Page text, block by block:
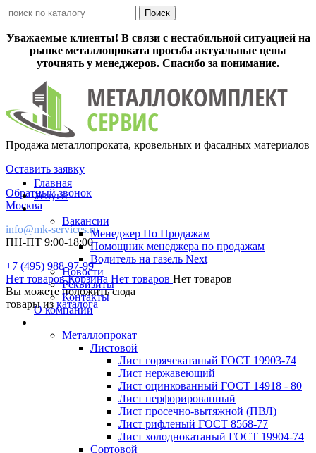
Уважаемые клиенты! В связи с нестабильной ситуацией на
рынке металлопроката просьба актуальные цены
уточнять у менеджеров. Спасибо за понимание.
Продажа металлопроката, кровельных и фасадных материалов
Оставить заявку
Обратный звонок
Москва
info@mk-services.ru
ПН-ПТ 9:00-18:00
+7 (495) 988-97-99
Нет товаровКорзина Нет товаров Нет товаров
Вы можете положить сюда
товары из каталога
Главная
Услуги
Вакансии
Менеджер По Продажам
Помощник менеджера по продажам
Водитель на газель Next
Новости
Реквизиты
Контакты
О компании
Металлопрокат
Листовой
Лист горячекатаный ГОСТ 19903-74
Лист нержавеющий
Лист оцинкованный ГОСТ 14918 - 80
Лист перфорированный
Лист просечно-вытяжной (ПВЛ)
Лист рифленый ГОСТ 8568-77
Лист холоднокатаный ГОСТ 19904-74
Сортовой